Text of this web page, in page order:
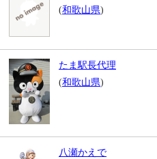
(和歌山県)
たま駅長代理
(和歌山県)
八瀬かえで